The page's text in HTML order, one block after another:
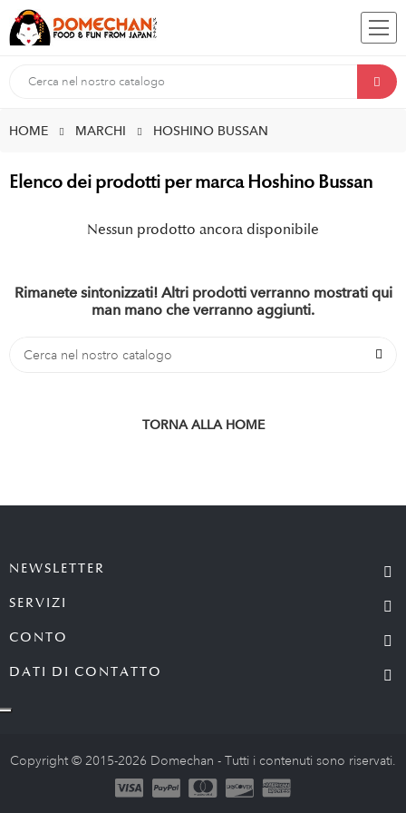
HOME MARCHI HOSHINO BUSSAN
Elenco dei prodotti per marca Hoshino Bussan
Nessun prodotto ancora disponibile
Rimanete sintonizzati! Altri prodotti verranno mostrati qui
man mano che verranno aggiunti.
TORNA ALLA HOME
NEWSLETTER
SERVIZI
CONTO
DATI DI CONTATTO
Copyright © 2015-2026 Domechan - Tutti i contenuti sono riservati.